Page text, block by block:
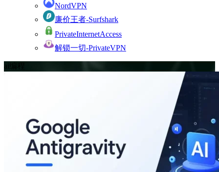
NordVPN
廉价王者-Surfshark
PrivateInternetAccess
解锁一切-PrivateVPN
ai编程